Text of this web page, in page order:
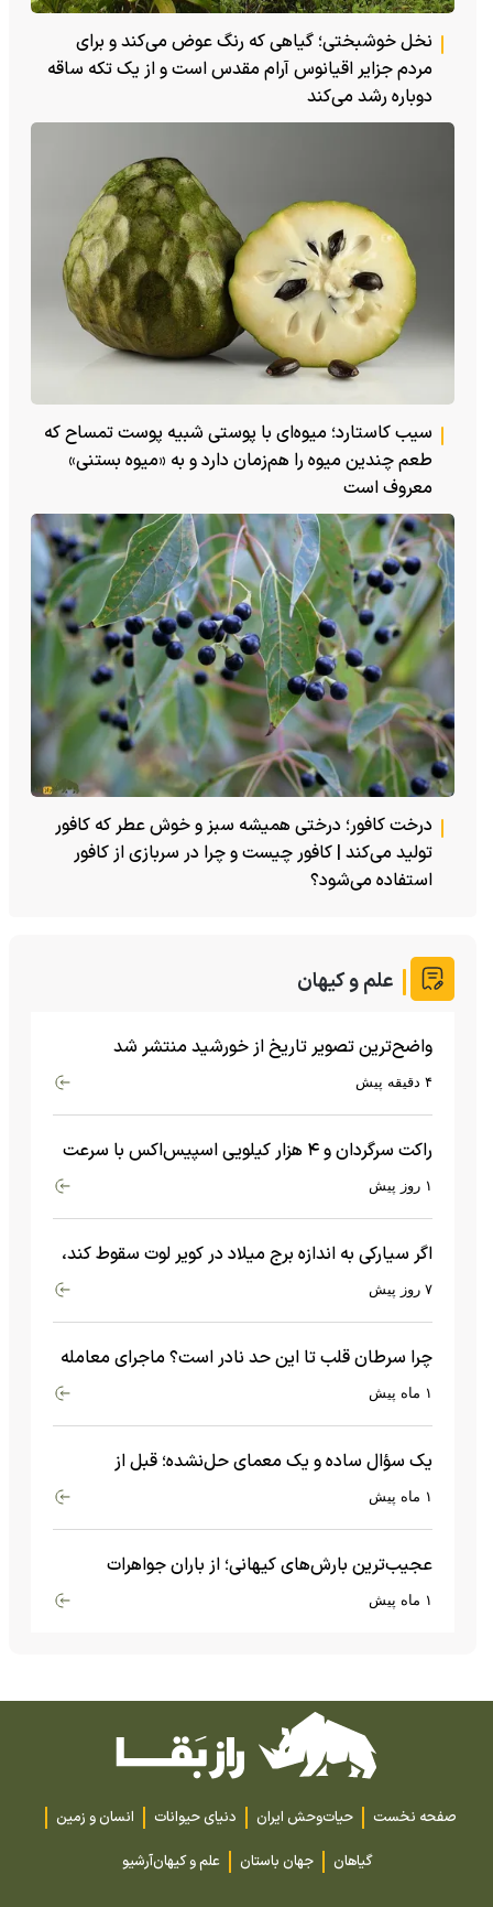
نخل خوشبختی؛ گیاهی که رنگ عوض می‌کند و برای
مردم جزایر اقیانوس آرام مقدس است و از یک تکه ساقه
دوباره رشد می‌کند
سیب کاستارد؛ میوه‌ای با پوستی شبیه پوست تمساح که
طعم چندین میوه را هم‌زمان دارد و به «میوه بستنی»
معروف است
درخت کافور؛ درختی همیشه سبز و خوش عطر که کافور
تولید می‌کند | کافور چیست و چرا در سربازی از کافور
استفاده می‌شود؟
علم و کیهان
واضح‌ترین تصویر تاریخ از خورشید منتشر شد
۴ دقیقه پیش
راکت سرگردان و ۴ هزار کیلویی اسپیس‌اکس با سرعت
هشت هزار و ۶۹۰ کیلومتر در ساعت به ماه برخورد کرد۱ روز پیش
اگر سیارکی به اندازه برج میلاد در کویر لوت سقوط کند،
چه اتفاقی می‌افتد؟
۷ روز پیش
چرا سرطان قلب تا این حد نادر است؟ ماجرای معامله
عجیبی که در بدن اتفاق می‌افتد!۱ ماه پیش
یک سؤال ساده و یک معمای حل‌نشده؛ قبل از
بیگ‌بنگ و آغاز جهان چه چیزی وجود داشت؟۱ ماه پیش
عجیب‌ترین بارش‌های کیهانی؛ از باران جواهرات
گران‌قیمت تا بارش آهن و شیشه۱ ماه پیش
صفحه نخست حیات‌وحش ایران دنیای حیوانات
انسان و زمین
گیاهان
جهان باستان علم و کیهانآرشیو